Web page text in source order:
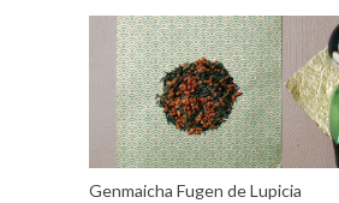
Genmaicha Fugen de Lupicia